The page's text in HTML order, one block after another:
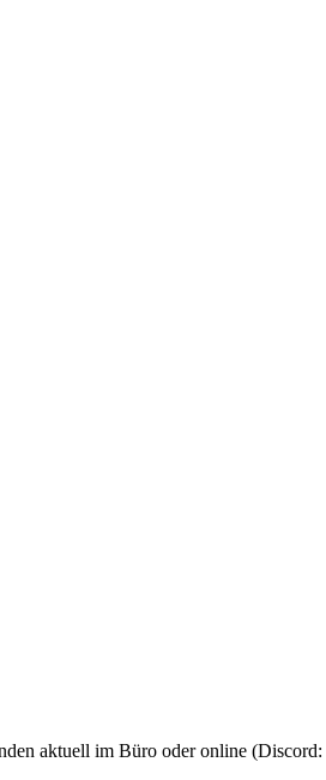
aktuell im Büro oder online (Discord: